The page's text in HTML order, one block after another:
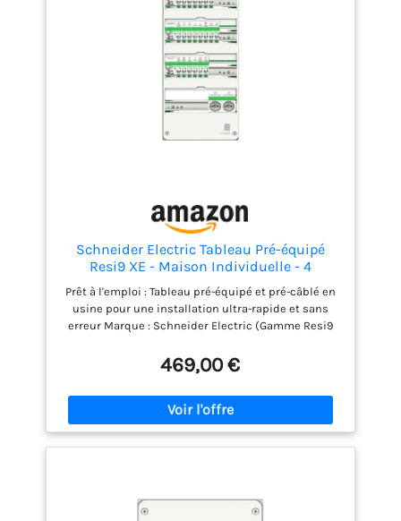
Dimensions : hauteur : 475
mm Largeur : 250 mm
Profondeur : 97 mm
Schneider Electric Tableau Pré-équipé
Resi9 XE - Maison Individuelle - 4
Rangées - 13 Modules - 52 Modules - IP30
- NF C 15-100 - R9HPNFC15145M
Prêt à l'emploi : Tableau pré-équipé et pré-câblé en
usine pour une installation ultra-rapide et sans
erreur Marque : Schneider Electric (Gamme Resi9
protection : IP30 Norme : NF C 15-100 Sécurité
certifiée : Protection complète contre les chocs
électriques, surcharges et courts-circuits conforme
à la norme NF C 15-100 Capacité évolutive : Grande
capacité de 52 modules répartis sur 4 rangées
permettant d'ajouter facilement de nouveaux
469,00 €